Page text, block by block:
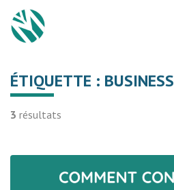
ÉTIQUETTE : BUSINESS
3 résultats